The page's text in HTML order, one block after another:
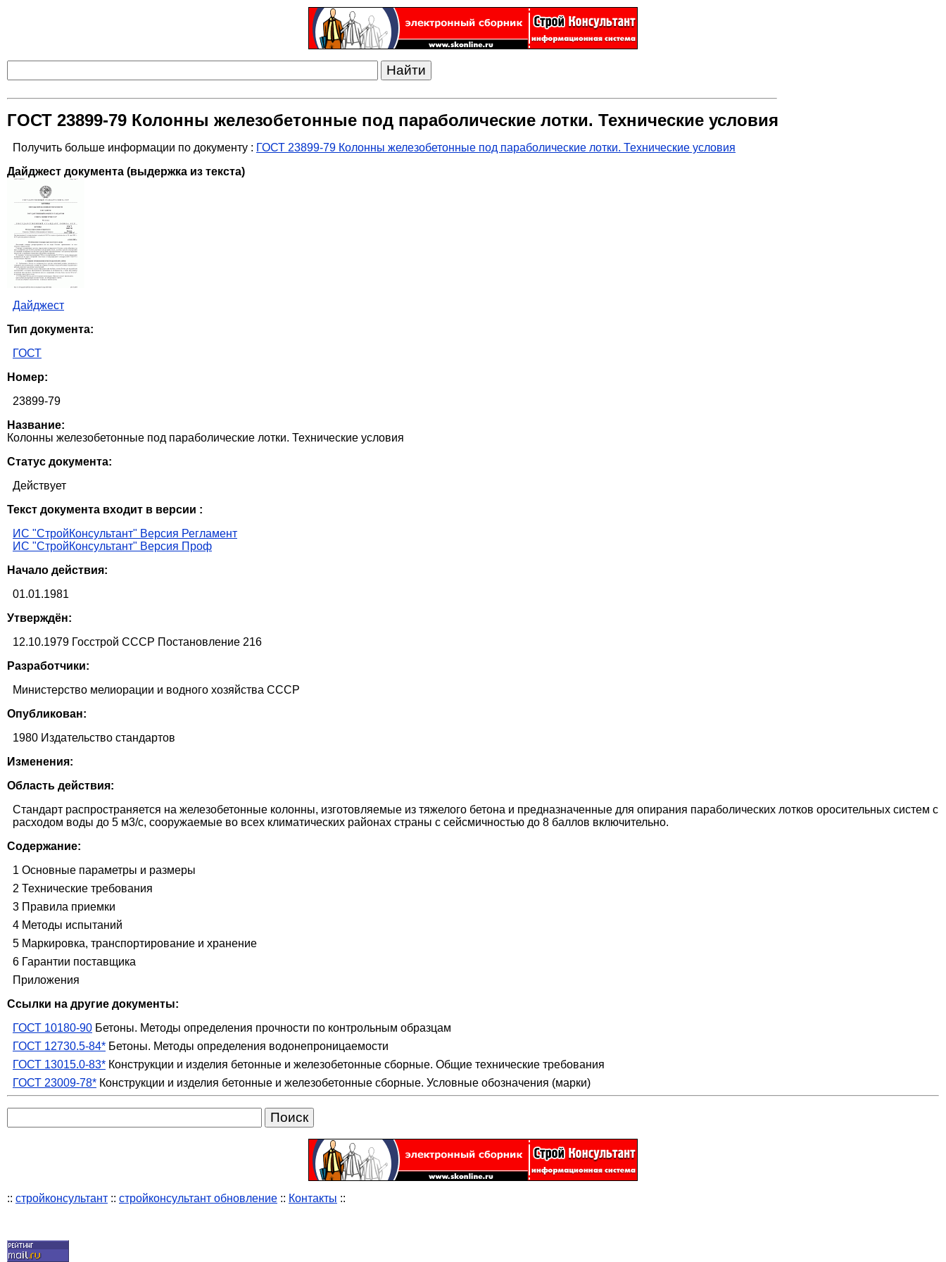
ГОСТ 23899-79 Колонны железобетонные под параболические лотки. Технические условия
Получить больше информации по документу : ГОСТ 23899-79 Колонны железобетонные под параболические лотки. Технические условия
Дайджест документа (выдержка из текста)
Дайджест
Тип документа:
ГОСТ
Номер:
23899-79
Название:
Колонны железобетонные под параболические лотки. Технические условия
Статус документа:
Действует
Текст документа входит в версии :
ИС "СтройКонсультант" Версия Регламент
ИС "СтройКонсультант" Версия Проф
Начало действия:
01.01.1981
Утверждён:
12.10.1979 Госстрой СССР Постановление 216
Разработчики:
Министерство мелиорации и водного хозяйства СССР
Опубликован:
1980 Издательство стандартов
Изменения:
Область действия:
Стандарт распространяется на железобетонные колонны, изготовляемые из тяжелого бетона и предназначенные для опирания параболических лотков оросительных систем с
расходом воды до 5 м3/с, сооружаемые во всех климатических районах страны с сейсмичностью до 8 баллов включительно.
Содержание:
1 Основные параметры и размеры
2 Технические требования
3 Правила приемки
4 Методы испытаний
5 Маркировка, транспортирование и хранение
6 Гарантии поставщика
Приложения
Ссылки на другие документы:
ГОСТ 10180-90 Бетоны. Методы определения прочности по контрольным образцам
ГОСТ 12730.5-84* Бетоны. Методы определения водонепроницаемости
ГОСТ 13015.0-83* Конструкции и изделия бетонные и железобетонные сборные. Общие технические требования
ГОСТ 23009-78* Конструкции и изделия бетонные и железобетонные сборные. Условные обозначения (марки)
:: стройконсультант :: стройконсультант обновление :: Контакты ::